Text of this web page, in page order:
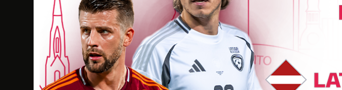
TREŠDIENA
31 MAI
15:00
2023
Latvijas Jaunatnes čempionāts futbolā
RIGA FC
ACADEMY
"Skonto" halle